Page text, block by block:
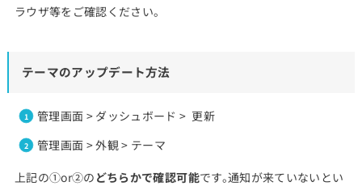
ラウザ等をご確認ください。
テーマのアップデート方法
管理画面 > ダッシュボード > 更新
管理画面 > 外観 > テーマ
上記の①or②の どちらかで確認可能です。通知が来ていないとい